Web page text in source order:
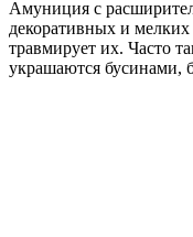
Амуниция с
декоративных и мелких
травмирует их. Часто
украшаются бусинами,